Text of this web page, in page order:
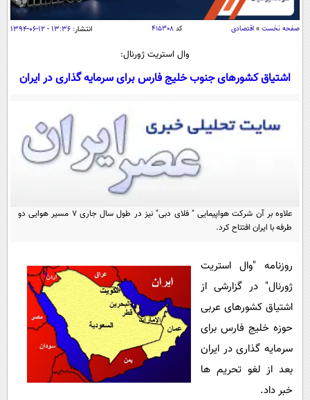
اقتصاد
اقتصادی
خودرو
جامعه
اجتماعی
سلامت
یک برش دانایی
محیط زیست
ورزشی
سیاست خارجی
فرهنگ و هنر
فناوری و It
اخبار کریپتو
قرآن
سرگرمی
مجله تصویری سلاح
فیلم
ورزش
سیاست
سرگرمی
فناوری
داستان کوتاه
پیامک
روانشناسی
آموزش زبان
صفحه نخست » اقتصادی کد ۴۱۵۳۰۸ انتشار: ۱۳:۳۶ - ۱۲-۰۶-۱۳۹۴
وال استریت ژورنال:
اشتیاق کشورهای جنوب خلیج فارس برای سرمایه گذاری در ایران
علاوه بر آن شرکت هواپیمایی " فلای دبی" نیز در طول سال جاری 7 مسیر هوایی دو
طرفه با ایران افتتاح کرد.
روزنامه "وال استریت
ژورنال" در گزارشی از
اشتیاق کشورهای عربی
حوزه خلیج فارس برای
سرمایه گذاری در ایران
بعد از لغو تحریم ها
خبر داد.